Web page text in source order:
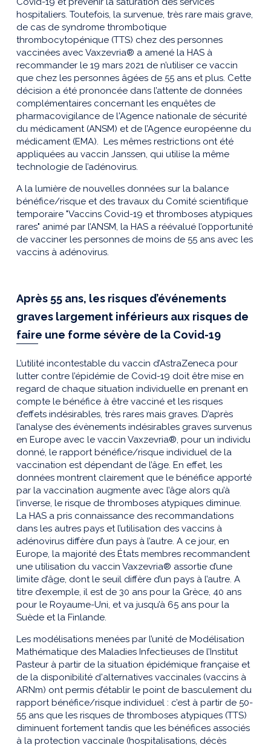
hospitaliers. Toutefois, la survenue, très rare mais grave,
de cas de syndrome thrombotique
thrombocytopénique (TTS) chez des personnes
vaccinées avec Vaxzevria® a amené la HAS à
recommander le 19 mars 2021 de n’utiliser ce vaccin
que chez les personnes âgées de 55 ans et plus. Cette
décision a été prononcée dans l’attente de données
complémentaires concernant les enquêtes de
pharmacovigilance de l'Agence nationale de sécurité
du médicament (ANSM) et de l’Agence européenne du
médicament (EMA). Les mêmes restrictions ont été
appliquées au vaccin Janssen, qui utilise la même
technologie de l’adénovirus.
A la lumière de nouvelles données sur la balance
bénéfice/risque et des travaux du Comité scientifique
temporaire "Vaccins Covid-19 et thromboses atypiques
rares" animé par l’ANSM, la HAS a réévalué l’opportunité
de vacciner les personnes de moins de 55 ans avec les
vaccins à adénovirus.
Après 55 ans, les risques d’événements
graves largement inférieurs aux risques de
faire une forme sévère de la Covid-19
L’utilité incontestable du vaccin d’AstraZeneca pour
lutter contre l’épidémie de Covid-19 doit être mise en
regard de chaque situation individuelle en prenant en
compte le bénéfice à être vacciné et les risques
d’effets indésirables, très rares mais graves. D’après
l’analyse des évènements indésirables graves survenus
en Europe avec le vaccin Vaxzevria®, pour un individu
donné, le rapport bénéfice/risque individuel de la
vaccination est dépendant de l’âge. En effet, les
données montrent clairement que le bénéfice apporté
par la vaccination augmente avec l’âge alors qu’à
l’inverse, le risque de thromboses atypiques diminue.
La HAS a pris connaissance des recommandations
dans les autres pays et l’utilisation des vaccins à
adénovirus diffère d’un pays à l’autre. A ce jour, en
Europe, la majorité des États membres recommandent
une utilisation du vaccin Vaxzevria® assortie d’une
limite d’âge, dont le seuil diffère d’un pays à l’autre. A
titre d’exemple, il est de 30 ans pour la Grèce, 40 ans
pour le Royaume-Uni, et va jusqu’à 65 ans pour la
Suède et la Finlande.
Les modélisations menées par l’unité de Modélisation
Mathématique des Maladies Infectieuses de l’Institut
Pasteur à partir de la situation épidémique française et
de la disponibilité d'alternatives vaccinales (vaccins à
ARNm) ont permis d’établir le point de basculement du
rapport bénéfice/risque individuel : c’est à partir de 50-
55 ans que les risques de thromboses atypiques (TTS)
diminuent fortement tandis que les bénéfices associés
à la protection vaccinale (hospitalisations, décès